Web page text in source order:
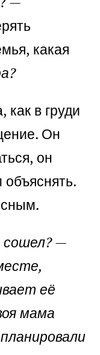
какая
как в груди
Он
он
—
её
мама